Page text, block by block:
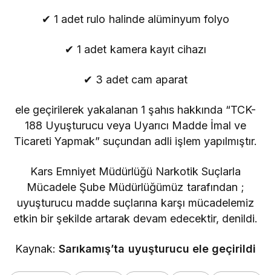
✔ 1 adet rulo halinde alüminyum folyo
✔ 1 adet kamera kayıt cihazı
✔ 3 adet cam aparat
ele geçirilerek yakalanan 1 şahıs hakkında “TCK-
188 Uyuşturucu veya Uyarıcı Madde İmal ve
Ticareti Yapmak” suçundan adli işlem yapılmıştır.
Kars Emniyet Müdürlüğü Narkotik Suçlarla
Mücadele Şube Müdürlüğümüz tarafından ;
uyuşturucu madde suçlarına karşı mücadelemiz
etkin bir şekilde artarak devam edecektir, denildi.
Kaynak:Sarıkamış’ta uyuşturucu ele geçirildi